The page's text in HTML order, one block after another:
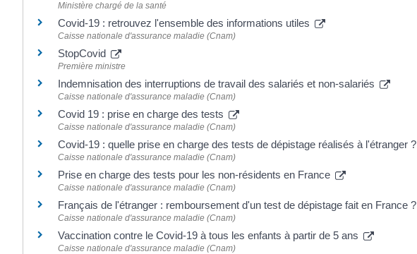
Ministère chargé de la santé
Covid-19 : retrouvez l'ensemble des informations utiles
Caisse nationale d'assurance maladie (Cnam)
StopCovid
Première ministre
Indemnisation des interruptions de travail des salariés et non-salariés
Caisse nationale d'assurance maladie (Cnam)
Covid 19 : prise en charge des tests
Caisse nationale d'assurance maladie (Cnam)
Covid-19 : quelle prise en charge des tests de dépistage réalisés à l'étranger ?
Caisse nationale d'assurance maladie (Cnam)
Prise en charge des tests pour les non-résidents en France
Caisse nationale d'assurance maladie (Cnam)
Français de l'étranger : remboursement d'un test de dépistage fait en France ?
Caisse nationale d'assurance maladie (Cnam)
Vaccination contre le Covid-19 à tous les enfants à partir de 5 ans
Caisse nationale d'assurance maladie (Cnam)